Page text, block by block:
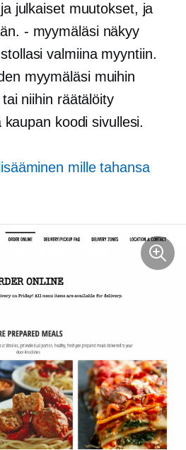
julkaiset muutokset, ja
- myymäläsi näkyy
valmiina myyntiin.
myymäläsi muihin
niihin räätälöity
koodi sivullesi.
mille tahansa